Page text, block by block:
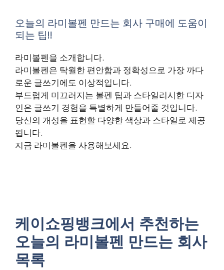
오늘의 라미볼펜 만드는 회사 구매에 도움이
되는 팁!!
라미볼펜을 소개합니다.
라미볼펜은 탁월한 편안함과 정확성으로 가장 까다
로운 글쓰기에도 이상적입니다.
부드럽게 미끄러지는 볼펜 팁과 스타일리시한 디자
인은 글쓰기 경험을 특별하게 만들어줄 것입니다.
당신의 개성을 표현할 다양한 색상과 스타일로 제공
됩니다.
지금 라미볼펜을 사용해보세요.
케이쇼핑뱅크에서 추천하는
오늘의 라미볼펜 만드는 회사
목록